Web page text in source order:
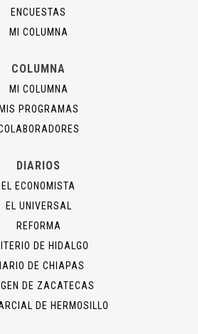
ENCUESTAS
MI COLUMNA
COLUMNA
MI COLUMNA
MIS PROGRAMAS
DIARIOS
EL ECONOMISTA
EL UNIVERSAL
REFORMA
DE HIDALGO
DE CHIAPAS
DE ZACATECAS
DE HERMOSILLO